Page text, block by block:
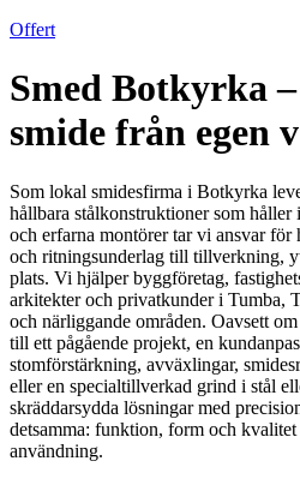
Offert
Smed Botkyrka
smide från egen
Som lokal smidesfirma i Botkyrka
hållbara stålkonstruktioner som håller
och erfarna montörer tar vi ansvar för
och ritningsunderlag till tillverkning,
plats. Vi hjälper byggföretag,
arkitekter och privatkunder i Tumba,
och närliggande områden. Oavsett
till ett pågående projekt, en
stomförstärkning, avväxlingar,
eller en specialtillverkad grind i stål
skräddarsydda lösningar med
detsamma: funktion, form och
användning.